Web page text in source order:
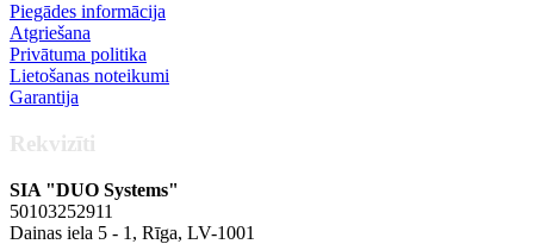
Piegādes informācija
Atgriešana
Privātuma politika
Lietošanas noteikumi
Garantija
Rekvizīti
SIA "DUO Systems"
50103252911
Dainas iela 5 - 1, Rīga, LV-1001